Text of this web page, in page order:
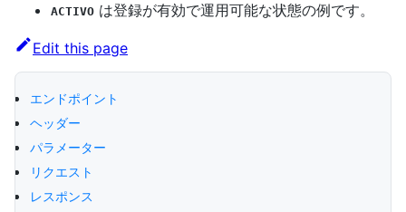
ACTIVO は登録が有効で運用可能な状態の例です。
Edit this page
エンドポイント
ヘッダー
パラメーター
リクエスト
レスポンス